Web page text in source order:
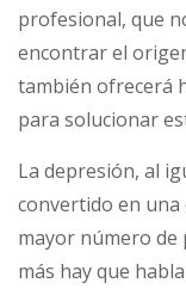
profesional, que
encontrar el
también ofrecerá
para solucionar
La depresión, al
convertido en una
mayor número de
más hay que